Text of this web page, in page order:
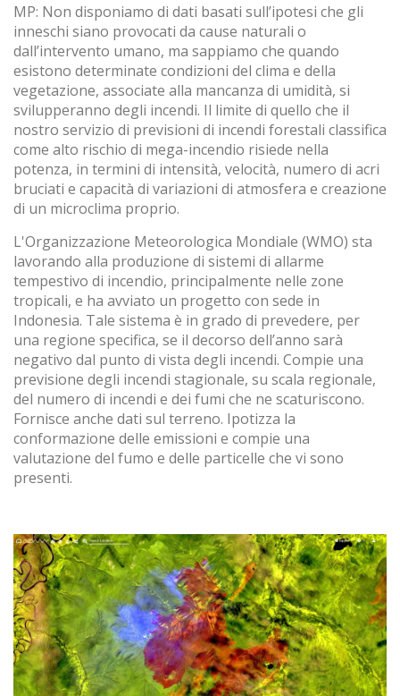
MP: Non disponiamo di dati basati sull’ipotesi che gli
inneschi siano provocati da cause naturali o
dall’intervento umano, ma sappiamo che quando
esistono determinate condizioni del clima e della
vegetazione, associate alla mancanza di umidità, si
svilupperanno degli incendi. Il limite di quello che il
nostro servizio di previsioni di incendi forestali classifica
come alto rischio di mega-incendio risiede nella
potenza, in termini di intensità, velocità, numero di acri
bruciati e capacità di variazioni di atmosfera e creazione
di un microclima proprio.
L'Organizzazione Meteorologica Mondiale (WMO) sta
lavorando alla produzione di sistemi di allarme
tempestivo di incendio, principalmente nelle zone
tropicali, e ha avviato un progetto con sede in
Indonesia. Tale sistema è in grado di prevedere, per
una regione specifica, se il decorso dell’anno sarà
negativo dal punto di vista degli incendi. Compie una
previsione degli incendi stagionale, su scala regionale,
del numero di incendi e dei fumi che ne scaturiscono.
Fornisce anche dati sul terreno. Ipotizza la
conformazione delle emissioni e compie una
valutazione del fumo e delle particelle che vi sono
presenti.
Modifica i cookie
Tecnico e funzionale
Questo sito Web utilizza i propri cookie per raccogliere
informazioni al fine di migliorare i nostri servizi. Se continui
a navigare accetti la loro installazione. L'utente ha la
possibilità di configurare il proprio browser, potendo, se lo
desidera, impedirne l'installazione sul proprio disco fisso,
pur tenendo presente che tale azione potrebbe causare
difficoltà nella navigazione del sito.
Analisi e personalizzazione
degli utenti di questo sito web. Le informazioni raccolte
tramite questo tipo di cookie vengono utilizzate per
misurare l'attività del sito web per l'elaborazione di profili di
navigazione degli utenti al fine di introdurre miglioramenti
basati sull'analisi dei dati di utilizzo effettuati dagli utenti del
prodotti consigliati.
Marketing e pubblicità
Questi cookie sono utilizzati per memorizzare informazioni
circa le preferenze e le scelte personali dell'utente
attraverso la continua osservazione delle sue abitudini di
navigazione. Grazie ad essi possiamo conoscere le
abitudini di navigazione sul sito e mostrare pubblicità
relativa al profilo di navigazione dell'utente.